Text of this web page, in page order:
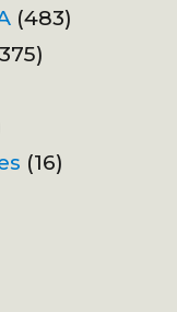
(483)
(16)